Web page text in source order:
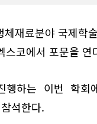
체재료분야 국제학
스코에서 포문을 연
행하는 이번 학
석한다.